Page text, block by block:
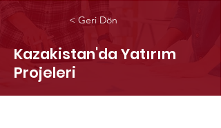
< Geri Dön
Kazakistan'da Yatırım
Projeleri